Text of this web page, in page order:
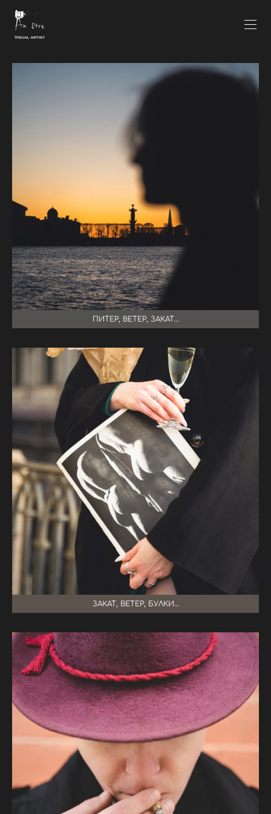
ПИТЕР, ВЕТЕР, ЗАКАТ…
ЗАКАТ, ВЕТЕР, БУЛКИ…